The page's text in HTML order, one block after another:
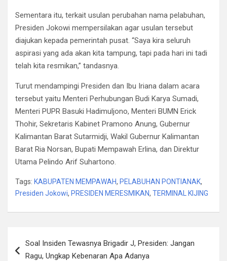
Sementara itu, terkait usulan perubahan nama pelabuhan,
Presiden Jokowi mempersilakan agar usulan tersebut
diajukan kepada pemerintah pusat. “Saya kira seluruh
aspirasi yang ada akan kita tampung, tapi pada hari ini tadi
telah kita resmikan,” tandasnya.
Turut mendampingi Presiden dan Ibu Iriana dalam acara
tersebut yaitu Menteri Perhubungan Budi Karya Sumadi,
Menteri PUPR Basuki Hadimuljono, Menteri BUMN Erick
Thohir, Sekretaris Kabinet Pramono Anung, Gubernur
Kalimantan Barat Sutarmidji, Wakil Gubernur Kalimantan
Barat Ria Norsan, Bupati Mempawah Erlina, dan Direktur
Utama Pelindo Arif Suhartono.
Tags: KABUPATEN MEMPAWAH, PELABUHAN PONTIANAK,
Presiden Jokowi, PRESIDEN MERESMIKAN, TERMINAL KIJING
navigation
Soal Insiden Tewasnya Brigadir J, Presiden: Jangan
Ragu, Ungkap Kebenaran Apa Adanya